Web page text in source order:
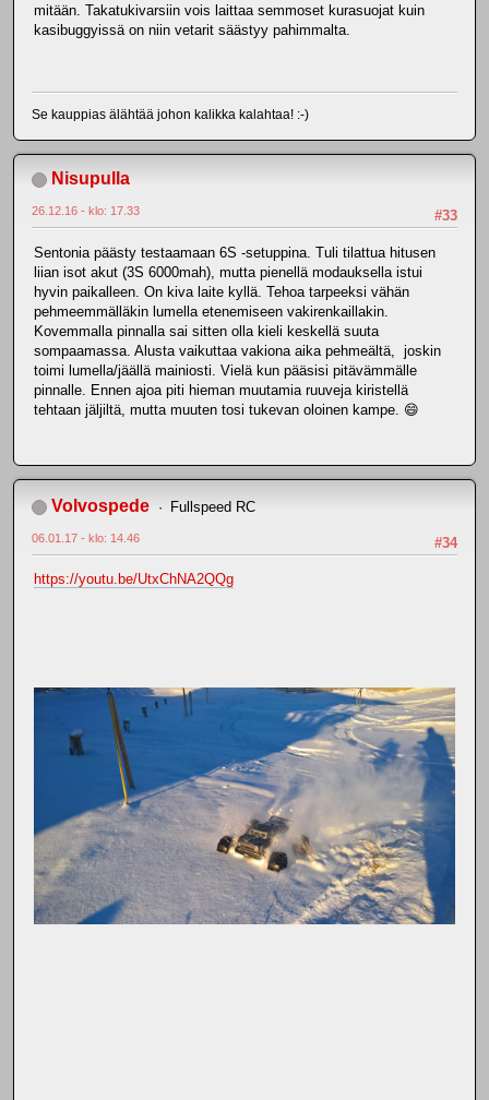
mitään. Takatukivarsiin vois laittaa semmoset kurasuojat kuin
kasibuggyissä on niin vetarit säästyy pahimmalta.
Se kauppias älähtää johon kalikka kalahtaa! :-)
Nisupulla
#33
26.12.16 - klo: 17.33
Sentonia päästy testaamaan 6S -setuppina. Tuli tilattua hitusen
liian isot akut (3S 6000mah), mutta pienellä modauksella istui
hyvin paikalleen. On kiva laite kyllä. Tehoa tarpeeksi vähän
pehmeemmälläkin lumella etenemiseen vakirenkaillakin.
Kovemmalla pinnalla sai sitten olla kieli keskellä suuta
sompaamassa. Alusta vaikuttaa vakiona aika pehmeältä, joskin
toimi lumella/jäällä mainiosti. Vielä kun pääsisi pitävämmälle
pinnalle. Ennen ajoa piti hieman muutamia ruuveja kiristellä
tehtaan jäljiltä, mutta muuten tosi tukevan oloinen kampe. 😄
Volvospede Fullspeed RC
#34
06.01.17 - klo: 14.46
https://youtu.be/UtxChNA2QQg